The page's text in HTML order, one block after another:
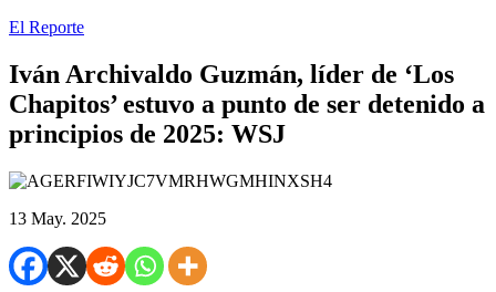
El Reporte
Iván Archivaldo Guzmán, líder de ‘Los
Chapitos’ estuvo a punto de ser detenido a
principios de 2025: WSJ
13 May. 2025